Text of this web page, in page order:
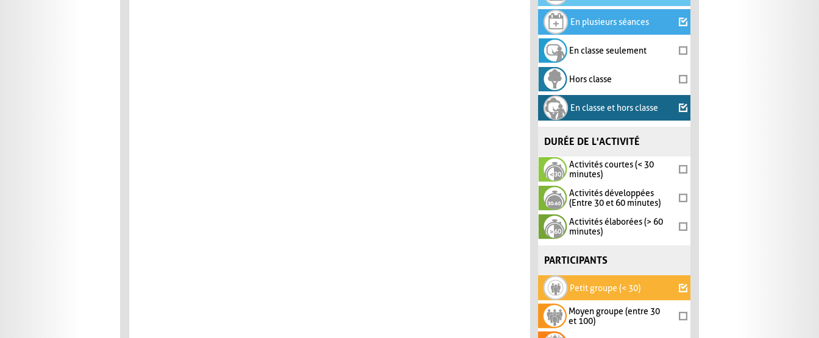
En plusieurs séances
En classe seulement
Hors classe
En classe et hors classe
DURÉE DE L'ACTIVITÉ
Activités courtes (< 30
minutes)
Activités développées
(Entre 30 et 60 minutes)
Activités élaborées (> 60
minutes)
PARTICIPANTS
Petit groupe (< 30)
Moyen groupe (entre 30
et 100)